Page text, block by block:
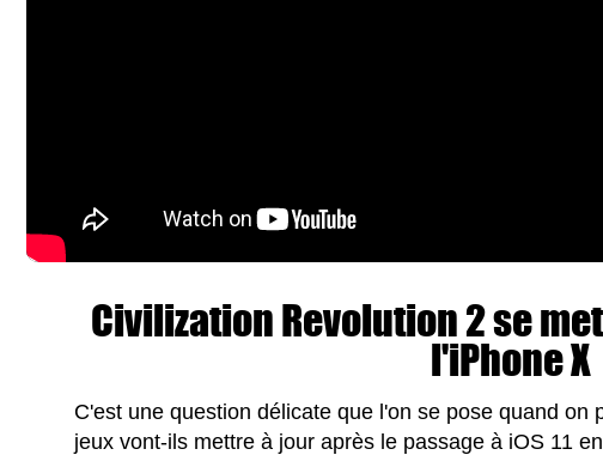
Civilization Revolution 2 se
l'iPhone X
C'est une question délicate que l'on se pose quand
jeux vont-ils mettre à jour après le passage à iOS 11